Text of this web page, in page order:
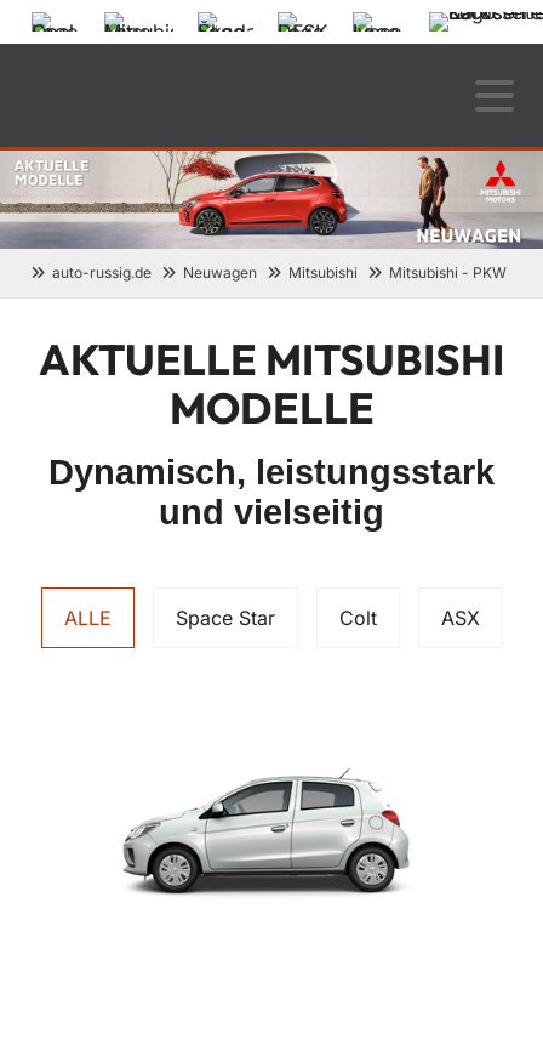
auto-russig.de Neuwagen Mitsubishi Mitsubishi - PKW
AKTUELLE MITSUBISHI
MODELLE
Dynamisch, leistungsstark
und vielseitig
ALLE Space Star Colt ASX